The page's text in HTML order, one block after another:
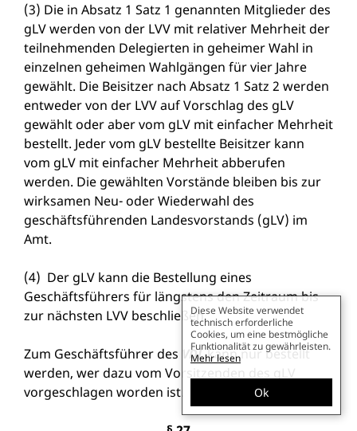
(3) Die in Absatz 1 Satz 1 genannten Mitglieder des
gLV werden von der LVV mit relativer Mehrheit der
teilnehmenden Delegierten in geheimer Wahl in
einzelnen geheimen Wahlgängen für vier Jahre
gewählt. Die Beisitzer nach Absatz 1 Satz 2 werden
entweder von der LVV auf Vorschlag des gLV
gewählt oder aber vom gLV mit einfacher Mehrheit
bestellt. Jeder vom gLV bestellte Beisitzer kann
vom gLV mit einfacher Mehrheit abberufen
werden. Die gewählten Vorstände bleiben bis zur
wirksamen Neu- oder Wiederwahl des
geschäftsführenden Landesvorstands (gLV) im
Amt.
(4) Der gLV kann die Bestellung eines
Geschäftsführers für längstens den Zeitraum bis
zur nächsten LVV beschließen.
Zum Geschäftsführer des VDLkann nur bestellt
werden, wer dazu vom Vorsitzenden des gLV
vorgeschlagen worden ist.
Diese Website verwendet
technisch erforderliche
Cookies, um eine bestmögliche
Funktionalität zu gewährleisten.
Mehr lesen
Ok